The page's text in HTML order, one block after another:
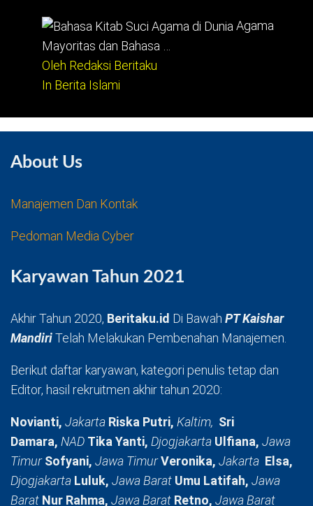
Agama
Mayoritas dan Bahasa …
Oleh Redaksi Beritaku
In Berita Islami
About Us
Manajemen Dan Kontak
Pedoman Media Cyber
Karyawan Tahun 2021
Akhir Tahun 2020, Beritaku.id Di Bawah PT Kaishar
MandiriTelah Melakukan Pembenahan Manajemen.
Berikut daftar karyawan, kategori penulis tetap dan
Editor, hasil rekruitmen akhir tahun 2020:
Novianti, Jakarta Riska Putri, Kaltim, Sri
Damara, NAD Tika Yanti, Djogjakarta Ulfiana, Jawa
TimurSofyani, Jawa TimurVeronika, Jakarta Elsa,
Djogjakarta Luluk, Jawa Barat Umu Latifah, Jawa
Barat Nur Rahma, Jawa Barat Retno, Jawa Barat